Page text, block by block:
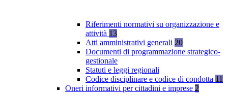
Riferimenti normativi su organizzazione e
attività 13
Atti amministrativi generali 20
Documenti di programmazione strategico-
gestionale
Statuti e leggi regionali
Codice disciplinare e codice di condotta 11
Oneri informativi per cittadini e imprese 2